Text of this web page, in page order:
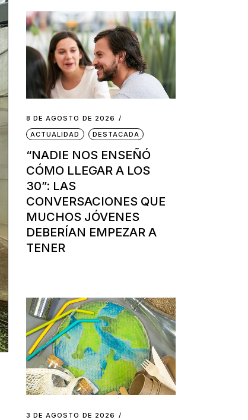
8 DE AGOSTO DE 2026
ACTUALIDAD
DESTACADA
“NADIE NOS ENSEÑÓ
CÓMO LLEGAR A LOS
30”: LAS
CONVERSACIONES QUE
MUCHOS JÓVENES
DEBERÍAN EMPEZAR A
TENER
3 DE AGOSTO DE 2026